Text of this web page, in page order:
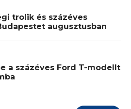
trolik és százéves
augusztusban
a százéves Ford T-modellt